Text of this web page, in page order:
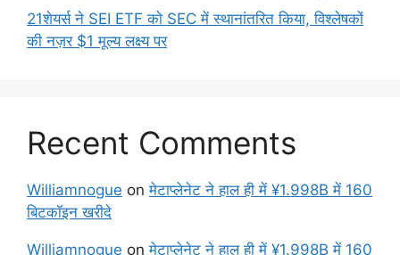
21शेयर्स ने SEI ETF को SEC में स्थानांतरित किया, विश्लेषकों
की नज़र $1 मूल्य लक्ष्य पर
Recent Comments
Williamnogue onमेटाप्लेनेट ने हाल ही में ¥1.998B में 160
बिटकॉइन खरीदे
Williamnogue onमेटाप्लेनेट ने हाल ही में ¥1.998B में 160